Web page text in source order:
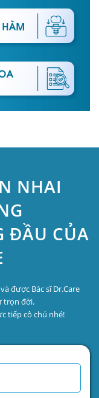
NHAI
ĐẦU CỦA
được Bác sĩ Dr.Care
trọn đời.
tiếp cô chú nhé!